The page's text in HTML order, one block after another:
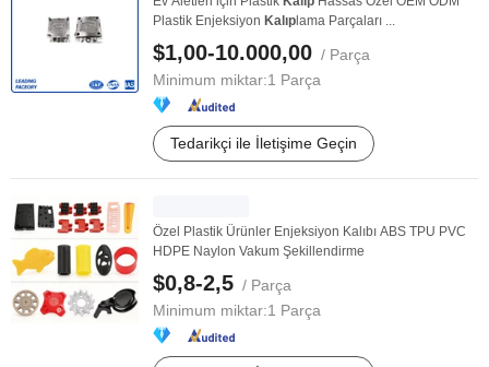
Plastik Enjeksiyon Kalıp lama Parçaları ...
$1,00-10.000,00 / Parça
Minimum miktar:1 Parça
Tedarikçi ile İletişime Geçin
Özel Plastik Ürünler Enjeksiyon Kalıbı ABS TPU PVC
HDPE Naylon Vakum Şekillendirme
$0,8-2,5 / Parça
Minimum miktar:1 Parça